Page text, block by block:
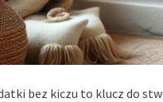
bez kiczu to klucz do